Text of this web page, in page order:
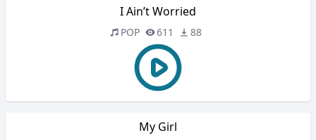
I Ain’t Worried
POP 611 88
My Girl